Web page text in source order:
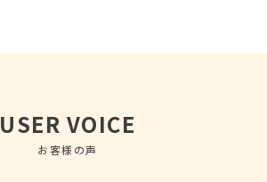
USER VOICE
お客様の声